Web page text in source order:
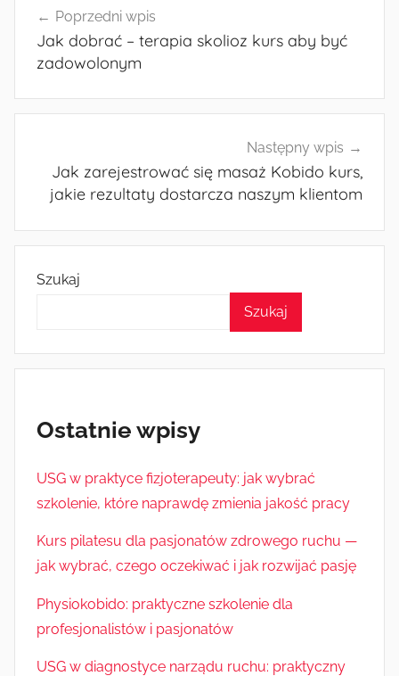
wpisuPoprzedni wpis
Jak dobrać – terapia skolioz kurs aby być
zadowolonym
Następny wpis
Jak zarejestrować się masaż Kobido kurs,
jakie rezultaty dostarcza naszym klientom
Szukaj
Szukaj
Ostatnie wpisy
USG w praktyce fizjoterapeuty: jak wybrać
szkolenie, które naprawdę zmienia jakość pracy
Kurs pilatesu dla pasjonatów zdrowego ruchu —
jak wybrać, czego oczekiwać i jak rozwijać pasję
Physiokobido: praktyczne szkolenie dla
profesjonalistów i pasjonatów
USG w diagnostyce narządu ruchu: praktyczny